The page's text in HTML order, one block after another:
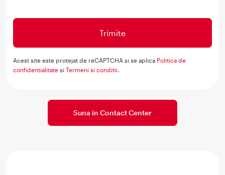
Acest site este protejat de reCAPTCHA si se aplica Politica de
confidentialitate siTermeni si conditii.
Suna in Contact Center